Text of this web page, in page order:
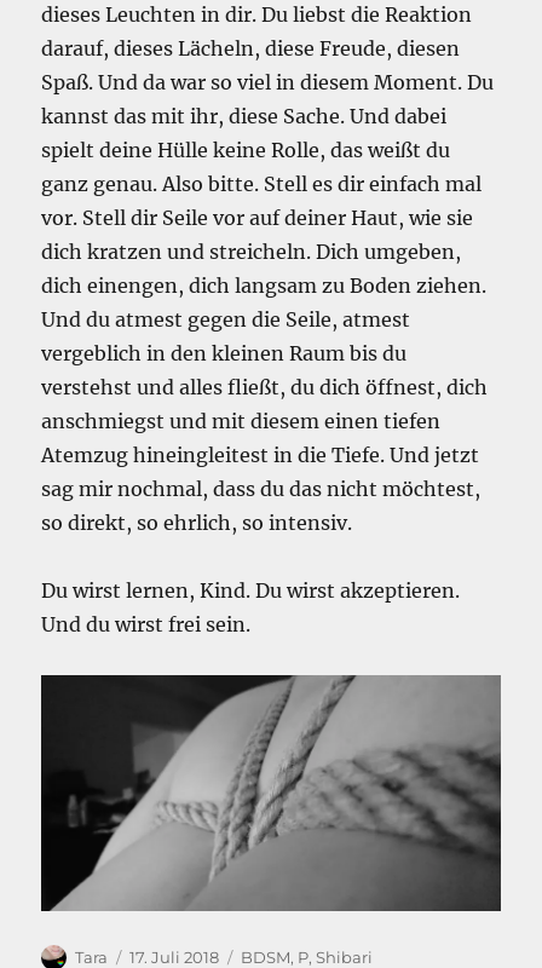
dieses Leuchten in dir. Du liebst die Reaktion
darauf, dieses Lächeln, diese Freude, diesen
Spaß. Und da war so viel in diesem Moment. Du
kannst das mit ihr, diese Sache. Und dabei
spielt deine Hülle keine Rolle, das weißt du
ganz genau. Also bitte. Stell es dir einfach mal
vor. Stell dir Seile vor auf deiner Haut, wie sie
dich kratzen und streicheln. Dich umgeben,
dich einengen, dich langsam zu Boden ziehen.
Und du atmest gegen die Seile, atmest
vergeblich in den kleinen Raum bis du
verstehst und alles fließt, du dich öffnest, dich
anschmiegst und mit diesem einen tiefen
Atemzug hineingleitest in die Tiefe. Und jetzt
sag mir nochmal, dass du das nicht möchtest,
so direkt, so ehrlich, so intensiv.
Du wirst lernen, Kind. Du wirst akzeptieren.
Und du wirst frei sein.
Autor
Tara
Veröffentlicht
17. Juli 2018 Kategorien
BDSM, P,Shibari